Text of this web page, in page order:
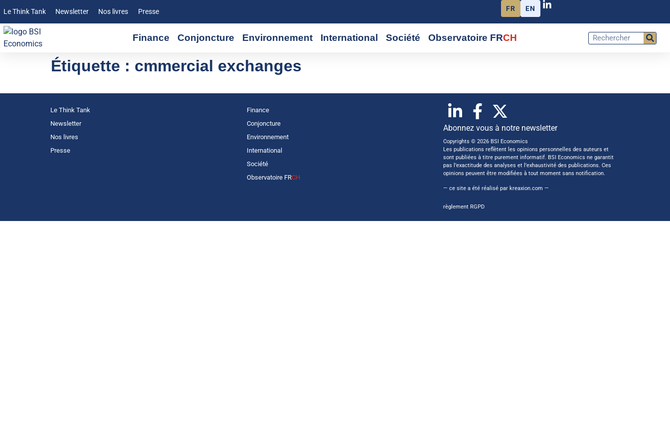
Le Think Tank Newsletter Nos livres Presse FR EN
Finance Conjoncture Environnement International Société Observatoire FRCH
Étiquette : cmmercial exchanges
Le Think Tank
Newsletter
Nos livres
Presse
Finance
Conjoncture
Environnement
International
Société
Observatoire FRCH
Abonnez vous à notre newsletter
Copyrights © 2026 BSI Economics
Les publications reflètent les opinions personnelles des auteurs et
sont publiées à titre purement informatif. BSI Economics ne garantit
pas l’exactitude des analyses et l’exhaustivité des publications. Ces
opinions peuvent être modifiées à tout moment sans notification.
— ce site a été réalisé par kreaxion.com —
règlement RGPD